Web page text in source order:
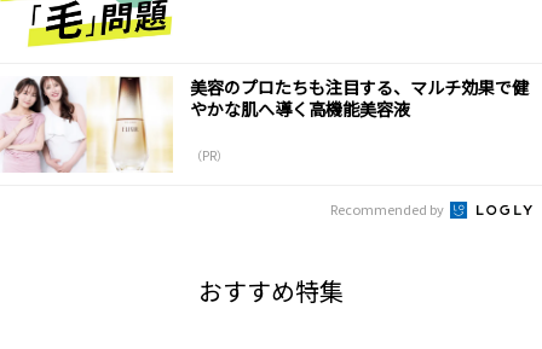
美容のプロたちも注目する、マルチ効果で健
やかな肌へ導く高機能美容液
（PR）
Recommended by
おすすめ特集